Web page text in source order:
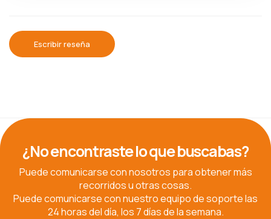
Escribir reseña
¿No encontraste lo que buscabas?
Puede comunicarse con nosotros para obtener más
recorridos u otras cosas.
Puede comunicarse con nuestro equipo de soporte las
24 horas del día, los 7 días de la semana.